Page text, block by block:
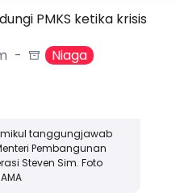
PMKS ketika krisis
Niaga
tanggungjawab
Pembangunan
Steven Sim. Foto